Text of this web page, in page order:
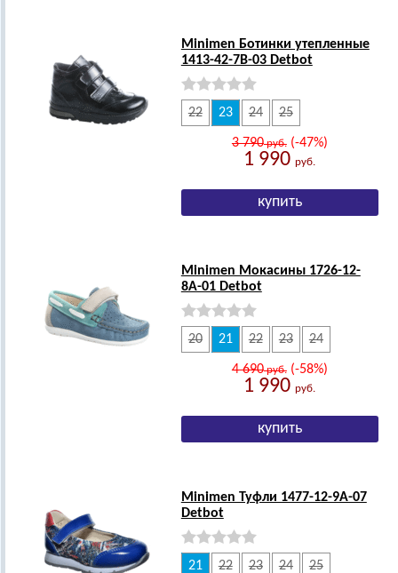
Minimen Ботинки утепленные
1413-42-7В-03 Detbot
22 23 24 25
3 790руб.(-47%)
1 990руб.
Minimen Мокасины 1726-12-
8А-01 Detbot
20 21 22 23 24
4 690руб.(-58%)
1 990руб.
Minimen Туфли 1477-12-9А-07
Detbot
21 22 23 24 25